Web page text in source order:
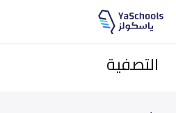
التصفية